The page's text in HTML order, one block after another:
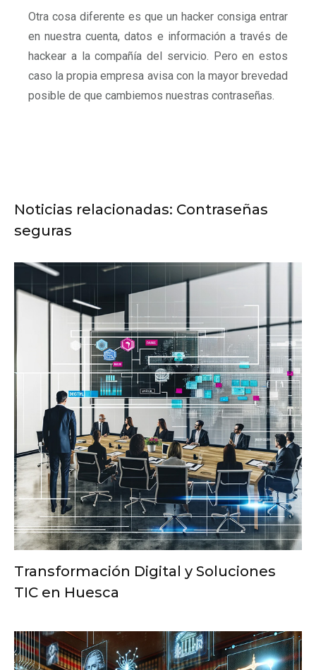
Otra cosa diferente es que un hacker consiga entrar
en nuestra cuenta, datos e información a través de
hackear a la compañía del servicio. Pero en estos
caso la propia empresa avisa con la mayor brevedad
posible de que cambiemos nuestras contraseñas.
Noticias relacionadas: Contraseñas
seguras
Transformación Digital y Soluciones
TIC en Huesca